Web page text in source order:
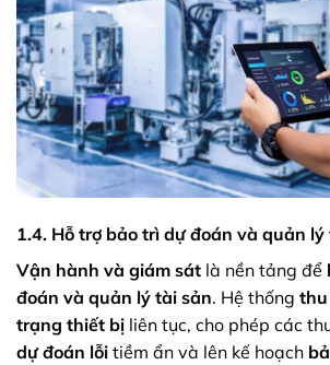
1.4. Hỗ trợ bảo trì dự đoán và quản lý
Vận hành và giám sát là nền tảng để
đoán và quản lý tài sản. Hệ thống
trạng thiết bị liên tục, cho phép các
dự đoán lỗi tiềm ẩn và lên kế hoạch